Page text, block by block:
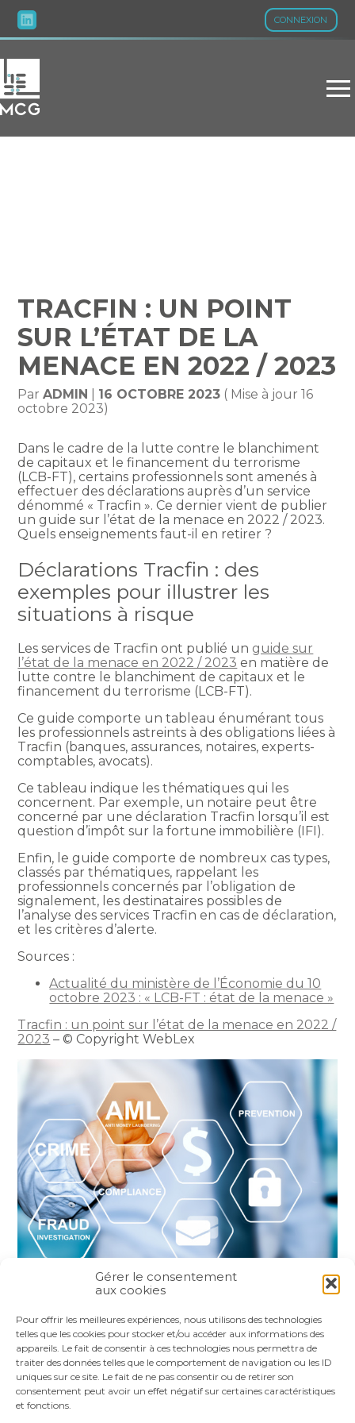
Gérer le consentement
aux cookies
Pour offrir les meilleures expériences, nous utilisons des technologies
telles que les cookies pour stocker et/ou accéder aux informations des
appareils. Le fait de consentir à ces technologies nous permettra de
traiter des données telles que le comportement de navigation ou les ID
uniques sur ce site. Le fait de ne pas consentir ou de retirer son
consentement peut avoir un effet négatif sur certaines caractéristiques
et fonctions.
CONNEXION
Aller
au
TRACFIN : UN POINT
SUR L’ÉTAT DE LA
MENACE EN 2022 / 2023
ParADMIN 16 OCTOBRE 2023 ( Mise à jour 16
octobre 2023)
Dans le cadre de la lutte contre le blanchiment
de capitaux et le financement du terrorisme
(LCB-FT), certains professionnels sont amenés à
effectuer des déclarations auprès d’un service
dénommé « Tracfin ». Ce dernier vient de publier
un guide sur l’état de la menace en 2022 / 2023.
Quels enseignements faut-il en retirer ?
Déclarations Tracfin : des
exemples pour illustrer les
situations à risque
Les services de Tracfin ont publié un guide sur
l’état de la menace en 2022 / 2023 en matière de
lutte contre le blanchiment de capitaux et le
financement du terrorisme (LCB-FT).
Ce guide comporte un tableau énumérant tous
les professionnels astreints à des obligations liées à
Tracfin (banques, assurances, notaires, experts-
comptables, avocats).
Ce tableau indique les thématiques qui les
concernent. Par exemple, un notaire peut être
concerné par une déclaration Tracfin lorsqu’il est
question d’impôt sur la fortune immobilière (IFI).
Enfin, le guide comporte de nombreux cas types,
classés par thématiques, rappelant les
professionnels concernés par l’obligation de
signalement, les destinataires possibles de
l’analyse des services Tracfin en cas de déclaration,
et les critères d’alerte.
Sources :
Actualité du ministère de l’Économie du 10
octobre 2023 : « LCB-FT : état de la menace »
Tracfin : un point sur l’état de la menace en 2022 /
2023 – © Copyright WebLex
FaceBook
TwitterLinkedIn